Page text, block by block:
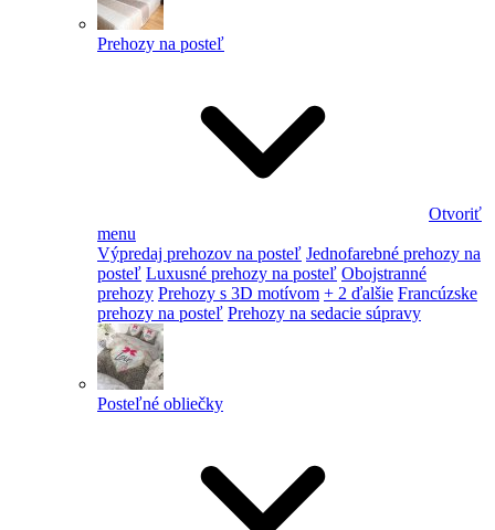
Prehozy na posteľ
Otvoriť
menu
Výpredaj prehozov na posteľ Jednofarebné prehozy na
posteľ Luxusné prehozy na posteľ Obojstranné
prehozy Prehozy s 3D motívom + 2 ďalšie Francúzske
prehozy na posteľ Prehozy na sedacie súpravy
Posteľné obliečky